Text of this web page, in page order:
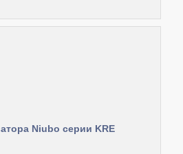
Niubo серии KRE